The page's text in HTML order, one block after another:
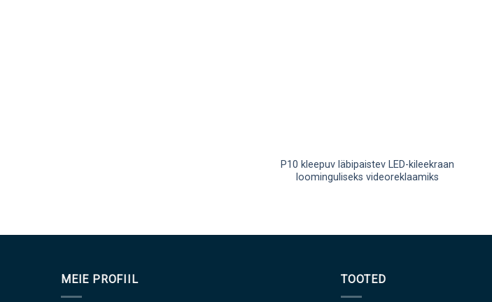
P10 kleepuv läbipaistev LED-kileekraan
loominguliseks videoreklaamiks
MEIE PROFIIL TOOTED